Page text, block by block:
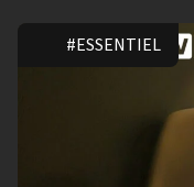
#ESSENTIEL